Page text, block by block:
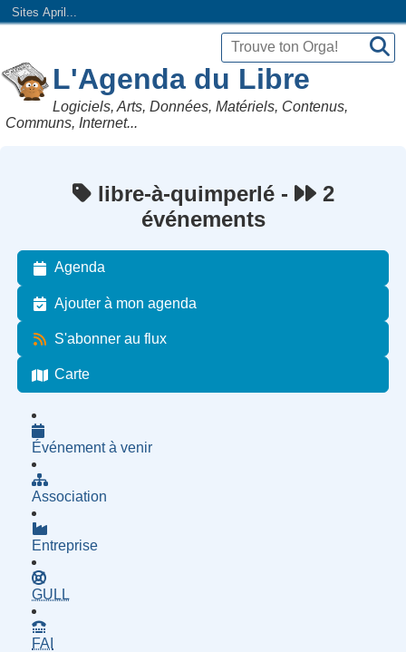
Sites April...
L'Agenda du Libre
Logiciels, Arts, Données, Matériels, Contenus,
Communs, Internet...
libre-à-quimperlé -
2
événements
Agenda
Ajouter à mon agenda
S'abonner au flux
Carte
Événement à venir
Association
Entreprise
GULL
FAI